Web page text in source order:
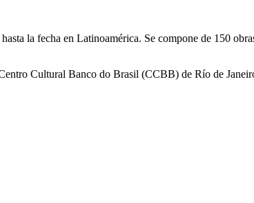
la fecha en Latinoamérica. Se compone de 150
Cultural Banco do Brasil (CCBB) de Río de